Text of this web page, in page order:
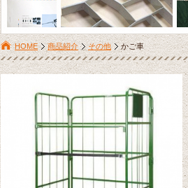
HOME 商品紹介 その他 かご車